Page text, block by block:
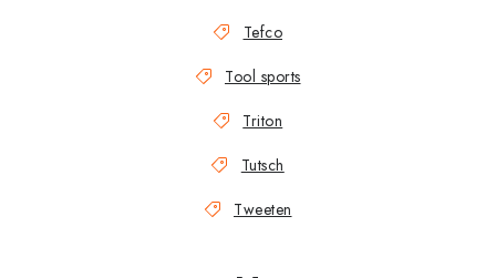
Tefco
Tool sports
Triton
Tutsch
Tweeten